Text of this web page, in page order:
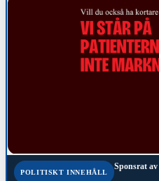
POLITISKT INNEHÅLL
Sponsrat av